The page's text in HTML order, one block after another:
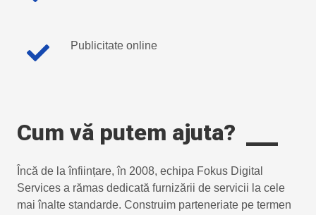
Publicitate online
Cum vă putem ajuta?
Încă de la înființare, în 2008, echipa Fokus Digital
Services a rămas dedicată furnizării de servicii la cele
mai înalte standarde. Construim parteneriate pe termen